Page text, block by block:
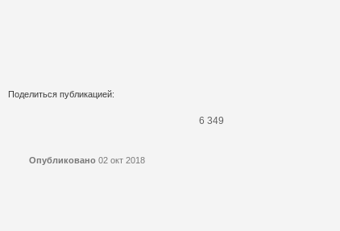
Поделиться публикацией:
6 349
Опубликовано 02 окт 2018